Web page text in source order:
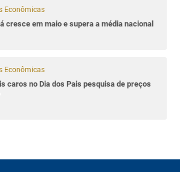
Econômicas
cresce em maio e supera a média nacional
Econômicas
caros no Dia dos Pais pesquisa de preços